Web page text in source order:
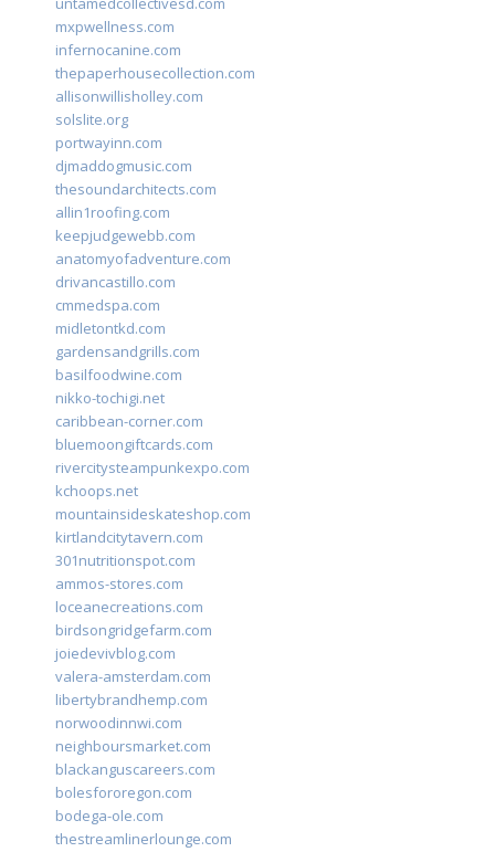
mxpwellness.com
infernocanine.com
thepaperhousecollection.com
allisonwillisholley.com
solslite.org
portwayinn.com
djmaddogmusic.com
thesoundarchitects.com
allin1roofing.com
keepjudgewebb.com
anatomyofadventure.com
drivancastillo.com
cmmedspa.com
midletontkd.com
gardensandgrills.com
basilfoodwine.com
nikko-tochigi.net
caribbean-corner.com
bluemoongiftcards.com
rivercitysteampunkexpo.com
kchoops.net
mountainsideskateshop.com
kirtlandcitytavern.com
301nutritionspot.com
ammos-stores.com
loceanecreations.com
birdsongridgefarm.com
joiedevivblog.com
valera-amsterdam.com
libertybrandhemp.com
norwoodinnwi.com
neighboursmarket.com
blackanguscareers.com
bolesfororegon.com
bodega-ole.com
thestreamlinerlounge.com